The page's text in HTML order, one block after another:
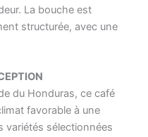
La bouche est
structurée, avec une
du Honduras, ce café
favorable à une
variétés sélectionnées